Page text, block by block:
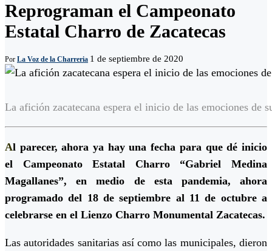
Reprograman el Campeonato
Estatal Charro de Zacatecas
Por La Voz de la Charreria 1 de septiembre de 2020
La afición zacatecana espera el inicio de las emociones de
Al parecer, ahora ya hay una fecha para que dé inicio
el Campeonato Estatal Charro “Gabriel Medina
Magallanes”, en medio de esta pandemia, ahora
programado del 18 de septiembre al 11 de octubre a
celebrarse en el Lienzo Charro Monumental Zacatecas.
Las autoridades sanitarias así como las municipales, dieron